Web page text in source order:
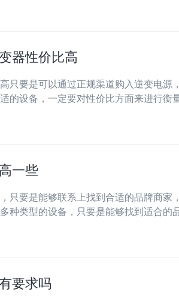
器性价比高
只要是可以通过正规渠道购入逆变电源
的设备，一定要对性价比方面来进行衡
一些
只要是能够联系上找到合适的品牌商家
种类型的设备，只要是能够找到适合的
要求吗